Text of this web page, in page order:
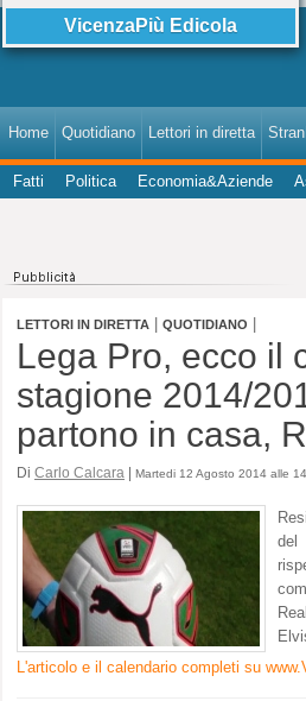
VicenzaPiù Edicola
Home Quotidiano Lettori in diretta
Fatti Politica Economia&Aziende
LETTORI IN DIRETTA QUOTIDIANO
Lega Pro, ecco il
stagione 2014/
partono in casa,
Di Carlo Calcara | Martedi 12 Agosto 2014 alle
del
L'articolo e il calendario completi su